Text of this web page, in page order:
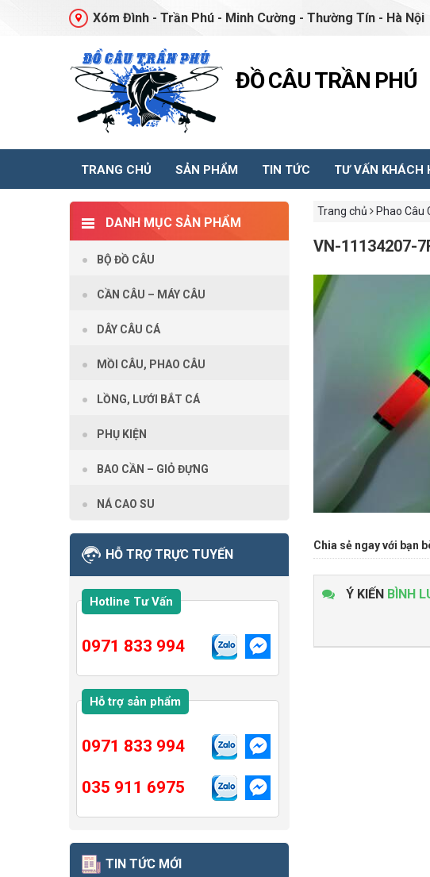
Xóm Đình - Trần Phú - Minh Cường - Thường Tín - Hà Nội
ĐỒ CÂU TRẦN PHÚ
TRANG CHỦ SẢN PHẨM TIN TỨC TƯ VẤN KHÁCH
Trang chủ Phao Câu
VN-11134207-
Chia sẻ ngay với bạn
Ý KIẾN BÌNH
DANH MỤC SẢN PHẨM
BỘ ĐỒ CÂU
CẦN CÂU – MÁY CÂU
DÂY CÂU CÁ
MỒI CÂU, PHAO CÂU
LỒNG, LƯỚI BẮT CÁ
PHỤ KIỆN
BAO CẦN – GIỎ ĐỰNG
NÁ CAO SU
HỖ TRỢ TRỰC TUYẾN
Hotline Tư Vấn
0971 833 994
Hỗ trợ sản phẩm
0971 833 994
035 911 6975
TIN TỨC MỚI